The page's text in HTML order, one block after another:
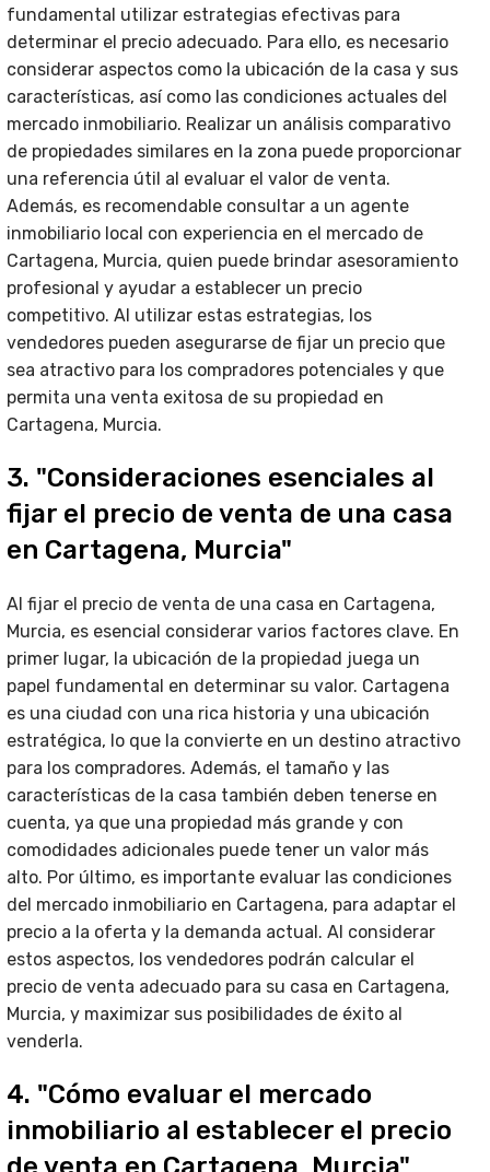
fundamental utilizar estrategias efectivas para
determinar el precio adecuado. Para ello, es necesario
considerar aspectos como la ubicación de la casa y sus
características, así como las condiciones actuales del
mercado inmobiliario. Realizar un análisis comparativo
de propiedades similares en la zona puede proporcionar
una referencia útil al evaluar el valor de venta.
Además, es recomendable consultar a un agente
inmobiliario local con experiencia en el mercado de
Cartagena, Murcia, quien puede brindar asesoramiento
profesional y ayudar a establecer un precio
competitivo. Al utilizar estas estrategias, los
vendedores pueden asegurarse de fijar un precio que
sea atractivo para los compradores potenciales y que
permita una venta exitosa de su propiedad en
Cartagena, Murcia.
3. "Consideraciones esenciales al
fijar el precio de venta de una casa
en Cartagena, Murcia"
Al fijar el precio de venta de una casa en Cartagena,
Murcia, es esencial considerar varios factores clave. En
primer lugar, la ubicación de la propiedad juega un
papel fundamental en determinar su valor. Cartagena
es una ciudad con una rica historia y una ubicación
estratégica, lo que la convierte en un destino atractivo
para los compradores. Además, el tamaño y las
características de la casa también deben tenerse en
cuenta, ya que una propiedad más grande y con
comodidades adicionales puede tener un valor más
alto. Por último, es importante evaluar las condiciones
del mercado inmobiliario en Cartagena, para adaptar el
precio a la oferta y la demanda actual. Al considerar
estos aspectos, los vendedores podrán calcular el
precio de venta adecuado para su casa en Cartagena,
Murcia, y maximizar sus posibilidades de éxito al
venderla.
4. "Cómo evaluar el mercado
inmobiliario al establecer el precio